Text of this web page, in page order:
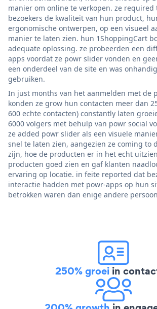
manier om online te verkopen. ze required
bezoekers de kwaliteit van hun product,
ergonomische ontwerpen, op een visueel
manier te laten zien. hun 1ShoppingCart
adequate oplossing. ze probeerden een
apps voordat ze powr slider vonden en
een onderdeel van de site en was
gebruiken.
In just months van het aanmelden met de
konden ze grow hun contacten meer dan
600 echte contacten) constantly laten
6000 volgers met behulp van powr social
ze added powr slider als een visuele
snel te laten zien, aangezien ze coming to
zijn, hoe de producten er in het echt
producten goed zien en gaf klanten
ervaring op locatie. in feite reported dat
interactie hadden met powr-apps op hun
betrokken waren dan enige andere
250% groei in